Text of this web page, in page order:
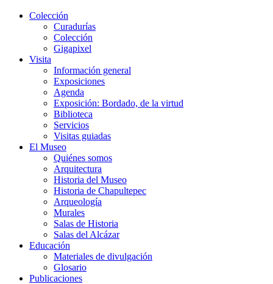
Colección
Curadurías
Colección
Gigapixel
Visita
Información general
Exposiciones
Agenda
Exposición: Bordado, de la virtud
Biblioteca
Servicios
Visitas guiadas
El Museo
Quiénes somos
Arquitectura
Historia del Museo
Historia de Chapultepec
Arqueología
Murales
Salas de Historia
Salas del Alcázar
Educación
Materiales de divulgación
Glosario
Publicaciones